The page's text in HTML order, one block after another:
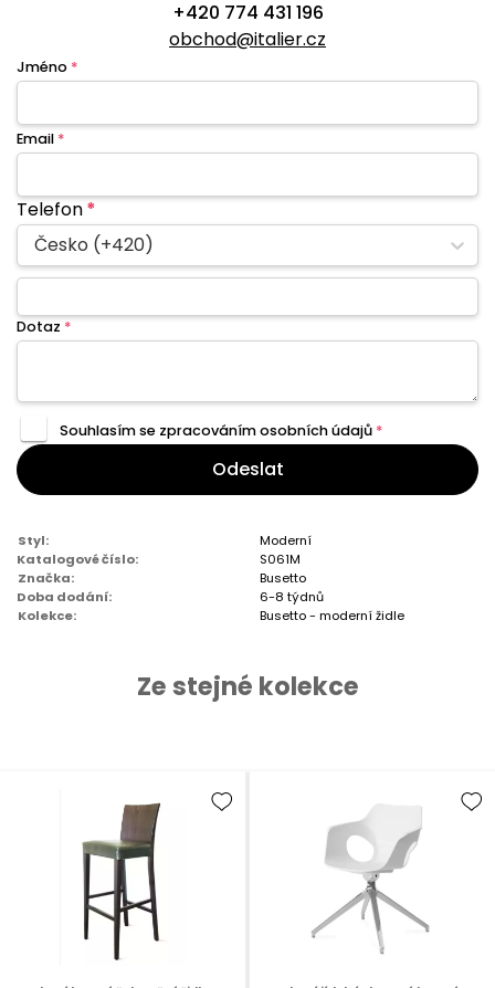
+420 774 431 196
obchod@italier.cz
Jméno *
Email *
Telefon*
Česko (+420)
Dotaz *
Souhlasím se zpracovánímosobních údajů *
Odeslat
Styl:
Moderní
Katalogové číslo:
S061M
Značka:
Busetto
Doba dodání:
6-8 týdnů
Kolekce:
Busetto - moderní židle
Ze stejné kolekce